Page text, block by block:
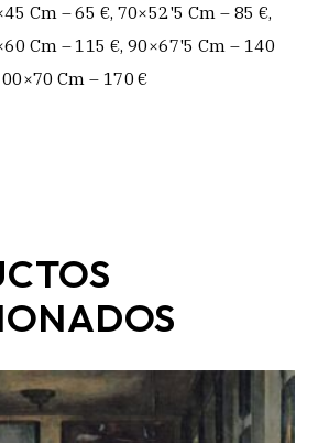
Cm – 65 €, 70×52'5 Cm – 85 €,
Cm – 115 €, 90×67'5 Cm – 140
Cm – 170 €